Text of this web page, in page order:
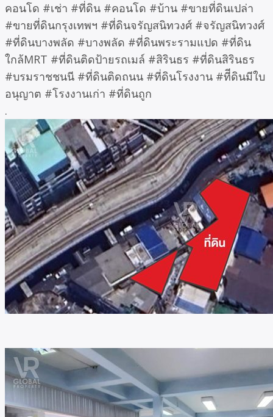
คอนโด #เช่า #ที่ดิน #คอนโด #บ้าน #ขายที่ดินเปล่า
#ขายที่ดินกรุงเทพฯ #ที่ดินจรัญสนิทวงศ์ #จรัญสนิทวงศ์
#ที่ดินบางพลัด #บางพลัด #ที่ดินพระรามแปด #ที่ดิน
ใกล้MRT #ที่ดินติดป้ายรถเมล์ #สิรินธร #ที่ดินสิรินธร
#บรมราชชนนี #ที่ดินติดถนน #ที่ดินโรงงาน #ทีีดินมีใบ
อนุญาต #โรงงานเก่า #ที่ดินถูก
.